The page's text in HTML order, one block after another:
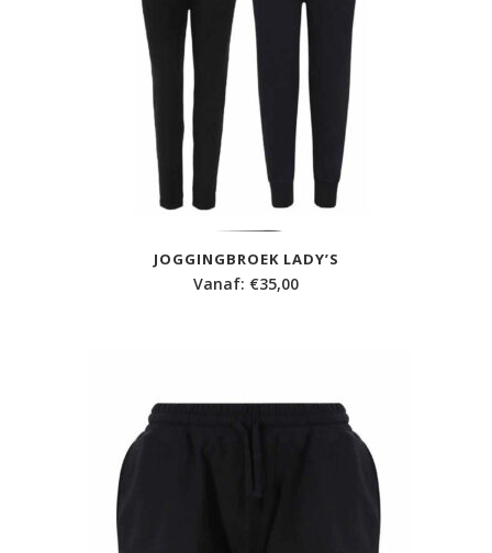
JOGGINGBROEK LADY’S
Vanaf: €35,00